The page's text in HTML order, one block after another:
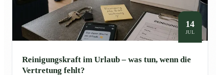
14
JUL
Reinigungskraft im Urlaub – was tun, wenn die
Vertretung fehlt?